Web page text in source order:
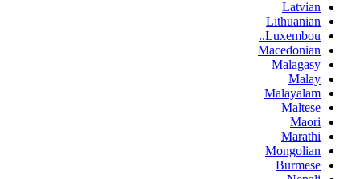
Latvian
Lithuanian
Luxembou..
Macedonian
Malagasy
Malay
Malayalam
Maltese
Maori
Marathi
Mongolian
Burmese